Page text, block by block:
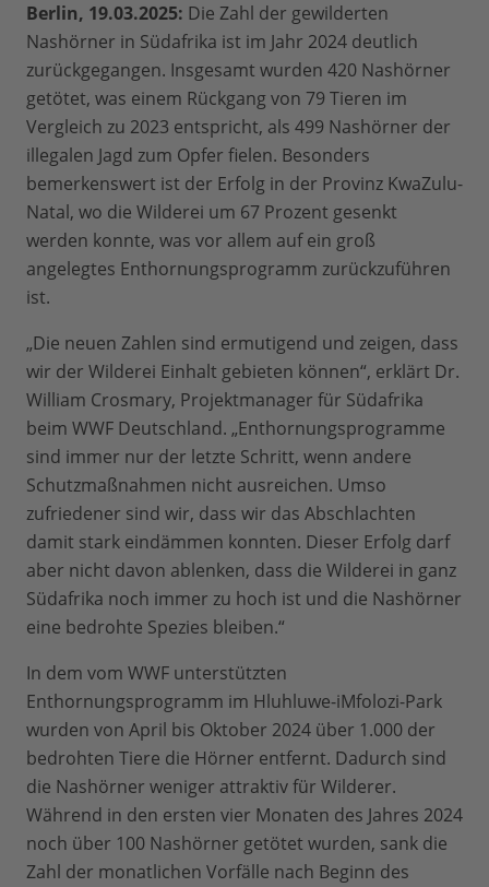
Berlin, 19.03.2025: Die Zahl der gewilderten
Nashörner in Südafrika ist im Jahr 2024 deutlich
zurückgegangen. Insgesamt wurden 420 Nashörner
getötet, was einem Rückgang von 79 Tieren im
Vergleich zu 2023 entspricht, als 499 Nashörner der
illegalen Jagd zum Opfer fielen. Besonders
bemerkenswert ist der Erfolg in der Provinz KwaZulu-
Natal, wo die Wilderei um 67 Prozent gesenkt
werden konnte, was vor allem auf ein groß
angelegtes Enthornungsprogramm zurückzuführen
ist.
„Die neuen Zahlen sind ermutigend und zeigen, dass
wir der Wilderei Einhalt gebieten können“, erklärt Dr.
William Crosmary, Projektmanager für Südafrika
beim WWF Deutschland. „Enthornungsprogramme
sind immer nur der letzte Schritt, wenn andere
Schutzmaßnahmen nicht ausreichen. Umso
zufriedener sind wir, dass wir das Abschlachten
damit stark eindämmen konnten. Dieser Erfolg darf
aber nicht davon ablenken, dass die Wilderei in ganz
Südafrika noch immer zu hoch ist und die Nashörner
eine bedrohte Spezies bleiben.“
In dem vom WWF unterstützten
Enthornungsprogramm im Hluhluwe-iMfolozi-Park
wurden von April bis Oktober 2024 über 1.000 der
bedrohten Tiere die Hörner entfernt. Dadurch sind
die Nashörner weniger attraktiv für Wilderer.
Während in den ersten vier Monaten des Jahres 2024
noch über 100 Nashörner getötet wurden, sank die
Zahl der monatlichen Vorfälle nach Beginn des